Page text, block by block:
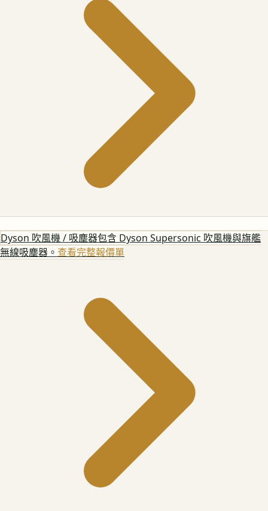
Dyson 吹風機 / 吸塵器包含 Dyson Supersonic 吹風機與旗艦
無線吸塵器。 查看完整報價單